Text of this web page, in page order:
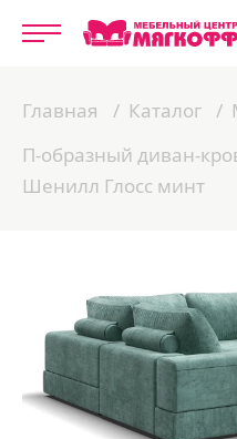
Главная Каталог
П-образный диван-
Шенилл Глосс минт